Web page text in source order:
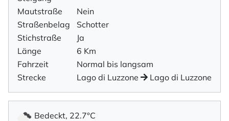
Mautstraße
Nein
Straßenbelag
Schotter
Stichstraße
Ja
Länge
6 Km
Fahrzeit
Normal bis langsam
Strecke
Lago di Luzzone Lago di Luzzone
Bedeckt, 22.7°C